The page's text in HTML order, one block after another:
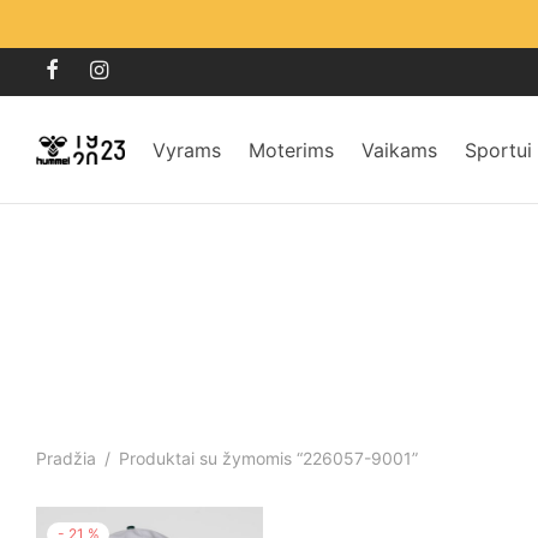
Vyrams Moterims Vaikams Sportui
Pradžia / Produktai su žymomis “226057-9001”
- 21 %